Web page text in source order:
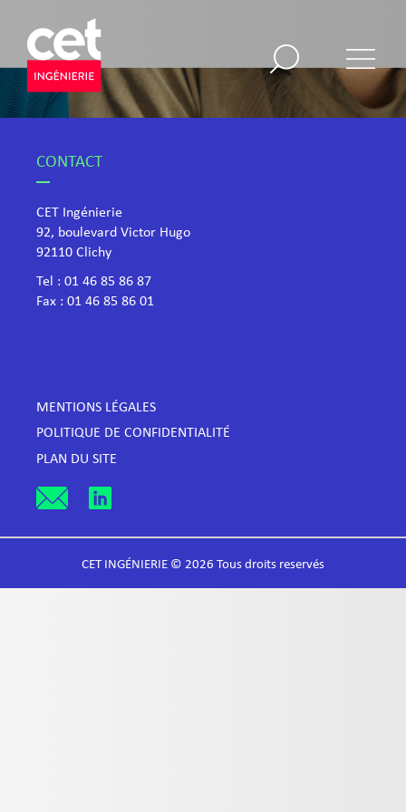
CONTACT
CET Ingénierie
92, boulevard Victor Hugo
​92110 Clichy
Tel : 01 46 85 86 87
Fax : 01 46 85 86 01
MENTIONS LÉGALES
POLITIQUE DE CONFIDENTIALITÉ
PLAN DU SITE
CET INGÉNIERIE © 2026 Tous droits reservés